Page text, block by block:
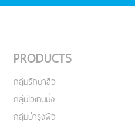
PRODUCTS
กลุ่มรักษาสิว
กลุ่มไวเทนนิ่ง
กลุ่มบำรุงผิว